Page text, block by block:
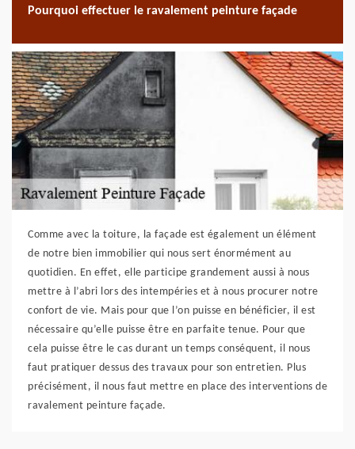
Pourquoi effectuer le ravalement peinture façade
Comme avec la toiture, la façade est également un élément
de notre bien immobilier qui nous sert énormément au
quotidien. En effet, elle participe grandement aussi à nous
mettre à l’abri lors des intempéries et à nous procurer notre
confort de vie. Mais pour que l’on puisse en bénéficier, il est
nécessaire qu’elle puisse être en parfaite tenue. Pour que
cela puisse être le cas durant un temps conséquent, il nous
faut pratiquer dessus des travaux pour son entretien. Plus
précisément, il nous faut mettre en place des interventions de
ravalement peinture façade.